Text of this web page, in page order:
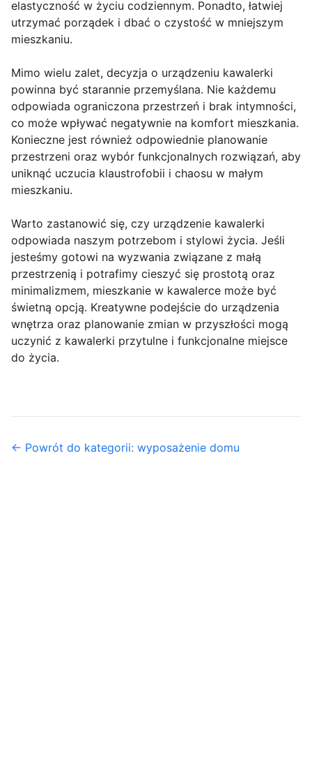
elastyczność w życiu codziennym. Ponadto, łatwiej
utrzymać porządek i dbać o czystość w mniejszym
mieszkaniu.
Mimo wielu zalet, decyzja o urządzeniu kawalerki
powinna być starannie przemyślana. Nie każdemu
odpowiada ograniczona przestrzeń i brak intymności,
co może wpływać negatywnie na komfort mieszkania.
Konieczne jest również odpowiednie planowanie
przestrzeni oraz wybór funkcjonalnych rozwiązań, aby
uniknąć uczucia klaustrofobii i chaosu w małym
mieszkaniu.
Warto zastanowić się, czy urządzenie kawalerki
odpowiada naszym potrzebom i stylowi życia. Jeśli
jesteśmy gotowi na wyzwania związane z małą
przestrzenią i potrafimy cieszyć się prostotą oraz
minimalizmem, mieszkanie w kawalerce może być
świetną opcją. Kreatywne podejście do urządzenia
wnętrza oraz planowanie zmian w przyszłości mogą
uczynić z kawalerki przytulne i funkcjonalne miejsce
do życia.
← Powrót do kategorii: wyposażenie domu